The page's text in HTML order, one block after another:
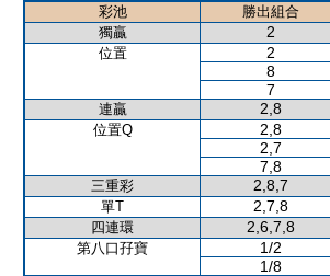
彩池 勝出組合
獨贏
2
位置 2
8
7
連贏 2,8
位置Q 2,8
2,7
7,8
三重彩 2,8,7
單T 2,7,8
四連環 2,6,7,8
第八口孖寶 1/2
1/8